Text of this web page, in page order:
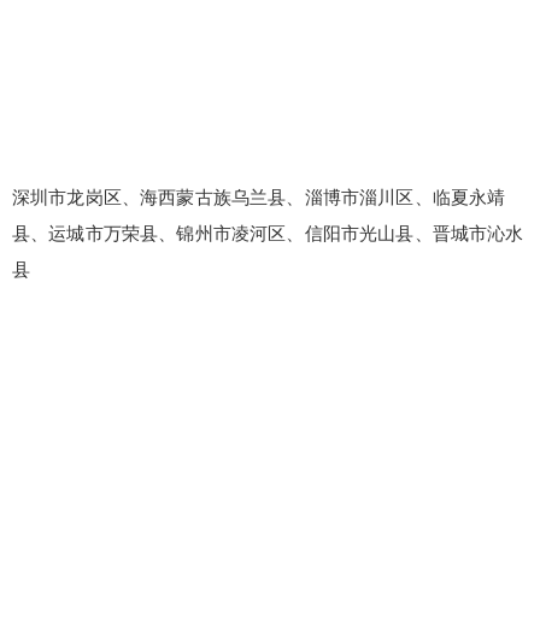
深圳市龙岗区、海西蒙古族乌兰县、淄博市淄川区、临夏永靖
县、运城市万荣县、锦州市凌河区、信阳市光山县、晋城市沁水
县